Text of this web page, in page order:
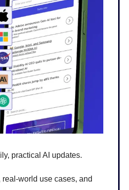
practical AI updates.
world use cases, and